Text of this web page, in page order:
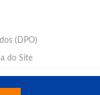
(DPO)
do Site